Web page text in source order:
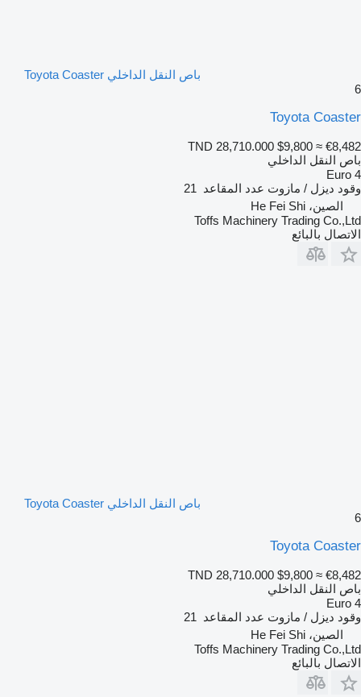
باص النقل الداخلي Toyota Coaster
6
Toyota Coaster
TND 28,710.000 $9,800 ≈ €8,482
باص النقل الداخلي
Euro 4
وقود ديزل / مازوت عدد المقاعد 21
الصين، He Fei Shi
Toffs Machinery Trading Co.,Ltd
الاتصال بالبائع
باص النقل الداخلي Toyota Coaster
6
Toyota Coaster
TND 28,710.000 $9,800 ≈ €8,482
باص النقل الداخلي
Euro 4
وقود ديزل / مازوت عدد المقاعد 21
الصين، He Fei Shi
Toffs Machinery Trading Co.,Ltd
الاتصال بالبائع